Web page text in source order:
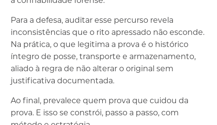
Para a defesa, auditar esse percurso revela
inconsistências que o rito apressado não esconde.
Na prática, o que legitima a prova é o histórico
íntegro de posse, transporte e armazenamento,
aliado à regra de não alterar o original sem
justificativa documentada.
Ao final, prevalece quem prova que cuidou da
prova. E isso se constrói, passo a passo, com